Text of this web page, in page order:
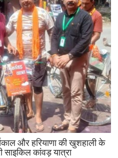
होगा
विस्तार,
CM
सैनी
बोले-
2047
तक
हरियाणा
को
स्वास्थ्य
क्षेत्र
में
बनाएंगे
अग्रणी
और हरियाणा की खुशहाली के
साइकिल कांवड़ यात्रा